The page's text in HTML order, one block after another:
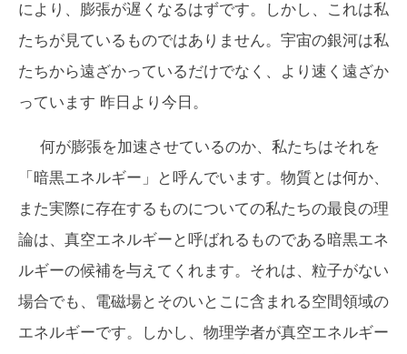
により、膨張が遅くなるはずです。しかし、これは私
たちが見ているものではありません。宇宙の銀河は私
たちから遠ざかっているだけでなく、
より速く 遠ざか
っています 昨日より今日。
何が膨張を加速させているのか、私たちはそれを
「暗黒エネルギー」と呼んでいます。物質とは何か、
また実際に存在するものについての私たちの最良の理
論は、真空エネルギーと呼ばれるものである暗黒エネ
ルギーの候補を与えてくれます。それは、粒子がない
場合でも、電磁場とそのいとこに含まれる空間領域の
エネルギーです。しかし、物理学者が真空エネルギー